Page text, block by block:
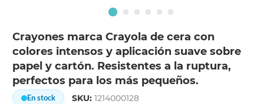
Crayones marca Crayola de cera con
colores intensos y aplicación suave sobre
papel y cartón. Resistentes a la ruptura,
perfectos para los más pequeños.
En stock SKU:1214000128